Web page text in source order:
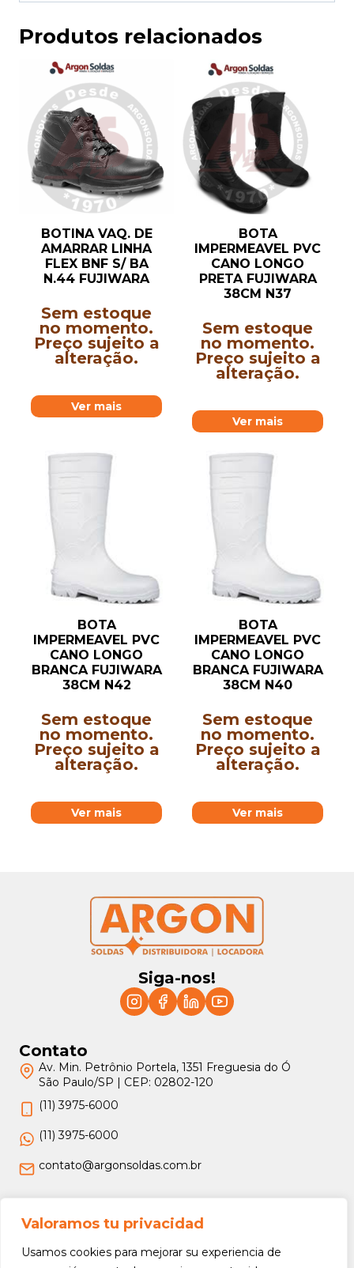
Valoramos tu privacidad
Usamos cookies para mejorar su experiencia de
Produtos relacionados
BOTINA VAQ. DE
AMARRAR LINHA
FLEX BNF S/ BA
N.44 FUJIWARA
Sem estoque
no momento.
Preço sujeito a
alteração.
Ver mais
BOTA
IMPERMEAVEL PVC
CANO LONGO
PRETA FUJIWARA
38CM N37
Sem estoque
no momento.
Preço sujeito a
alteração.
Ver mais
BOTA
IMPERMEAVEL PVC
CANO LONGO
BRANCA FUJIWARA
38CM N42
Sem estoque
no momento.
Preço sujeito a
alteração.
Ver mais
BOTA
IMPERMEAVEL PVC
CANO LONGO
BRANCA FUJIWARA
38CM N40
Sem estoque
no momento.
Preço sujeito a
alteração.
Ver mais
Siga-nos!
Contato
Av. Min. Petrônio Portela, 1351 Freguesia do Ó
São Paulo/SP | CEP: 02802-120
(11) 3975-6000
(11) 3975-6000
contato@argonsoldas.com.br
Jurídico
Termos e Condições
Política de Privacidade